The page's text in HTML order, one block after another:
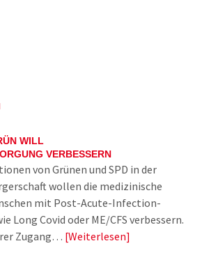
WILL
VERBESSERN
von Grünen und SPD in der
wollen die medizinische
mit Post-Acute-Infection-
Long Covid oder ME/CFS verbessern.
Zugang… Weiterlesen